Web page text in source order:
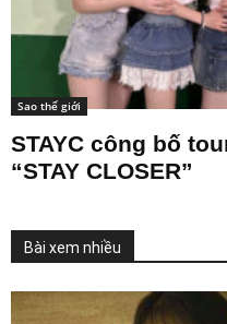
Sao thế giới
STAYC công bố
“STAY CLOSER”
Bài xem nhiều